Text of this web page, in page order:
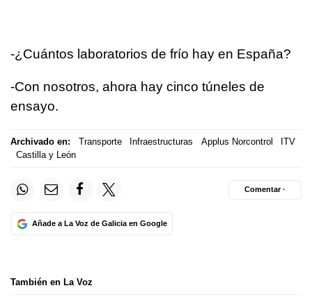
­-¿Cuántos laboratorios de frío hay en España?
­-Con nosotros, ahora hay cinco túneles de
ensayo.
Archivado en: Transporte Infraestructuras Applus Norcontrol
ITV
Castilla y León
Añade a La Voz de Galicia en Google
Comentar ·
También en La Voz